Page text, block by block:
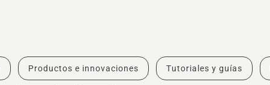
Productos e innovaciones Tutoriales y guías